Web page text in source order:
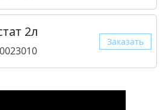
2л
Заказать